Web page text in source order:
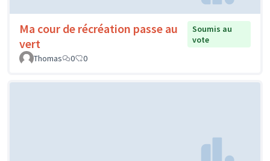
Ma cour de récréation passe au
vert
Soumis au
vote
Thomas
0 0